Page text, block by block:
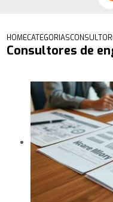
HOMECATEGORIAS
Consultores de